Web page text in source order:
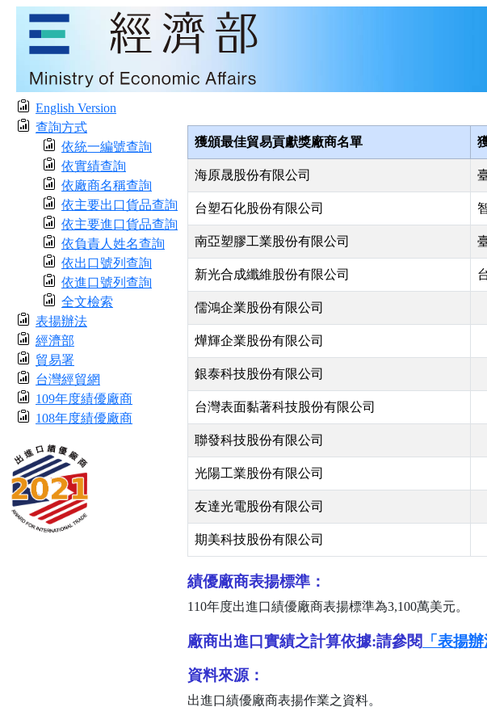
English Version
查詢方式
依統一編號查詢
依實績查詢
依廠商名稱查詢
依主要出口貨品查詢
依主要進口貨品查詢
依負責人姓名查詢
依出口號列查詢
依進口號列查詢
全文檢索
表揚辦法
經濟部
貿易署
台灣經貿網
109年度績優廠商
108年度績優廠商
獲頒最佳貿易貢獻獎廠商名單
海原晟股份有限公司
台塑石化股份有限公司
南亞塑膠工業股份有限公司
新光合成纖維股份有限公司
儒鴻企業股份有限公司
燁輝企業股份有限公司
銀泰科技股份有限公司
台灣表面黏著科技股份有限公司
聯發科技股份有限公司
光陽工業股份有限公司
友達光電股份有限公司
期美科技股份有限公司
績優廠商表揚標準：
110年度出進口績優廠商表揚標準為3,100萬美元。
廠商出進口實績之計算依據:請參閱 「表揚
資料來源：
出進口績優廠商表揚作業之資料。